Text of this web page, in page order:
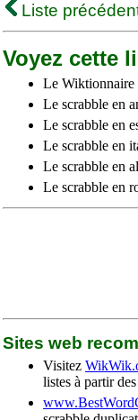
Liste
Voyez cette
Le Wiktionnaire
Le scrabble en
Le scrabble en
Le scrabble en
Le scrabble en
Le scrabble en
Sites web
Visitez
listes à partir